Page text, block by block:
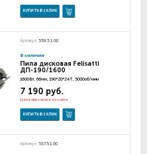
КУПИТЬ В 1 КЛИК
Артикул: 559.5.1.00
В наличии
Пила дисковая Felisatti
ДП-190/1600
1600Вт, 66мм, 190*20*24Т, 5000об/мин
7 190 руб.
Цена при заказе на сайте
КУПИТЬ В 1 КЛИК
Артикул: 557.5.1.00